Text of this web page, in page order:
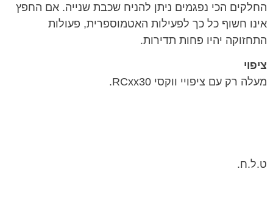
החלקים הכי נפגמים ניתן להניח שכבת שנייה. אם החפץ
אינו חשוף כל כך לפעילות האטמוספרית, פעולות
התחזוקה יהיו פחות תדירות.
ציפוי
מעלה רק עם ציפויי ווקסי RCxx30.
ט.ל.ח.